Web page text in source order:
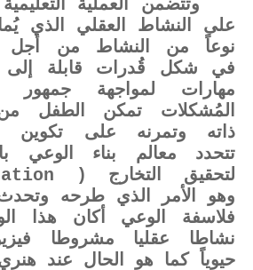
وتتضمن العملية التعليمية
على النشاط العقلي الذي
نوعاً من النشاط من أجل
في شكل قُدرات قابلة
مهارات لمواجهة
المُشكلات تمكن الطفل من
ذاته وتمرنه على
تتحدد معالم بناء الوعي
لتحقيق التخارج (
وهو الأمر الذي طرحه
فلاسفة الوعي أكان هذا
نشاطا عقليا مشروطا
حيوياً كما هو الحال عند